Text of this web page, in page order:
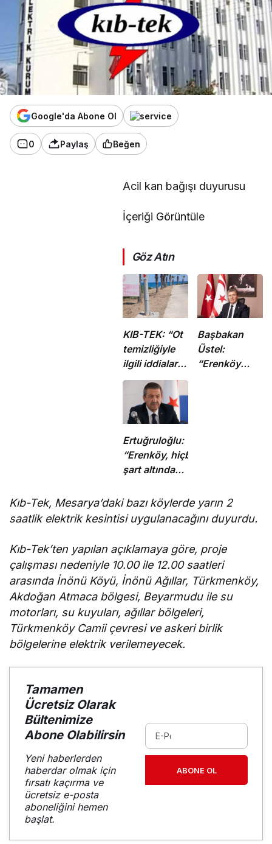
Google'da Abone Ol
0 Paylaş Beğen
Acil kan bağışı duyurusu
İçeriği Görüntüle
Göz Atın
KIB-TEK: “Ot
temizliğiyle
ilgili iddialar
doğru değil”
Başbakan
Üstel:
“Erenköy
Ertuğruloğlu:
“Erenköy, hiçbir
şart altında
etmeyeceğimizin
en açık kanıtıdır”
Kıb-Tek, Mesarya’daki bazı köylerde yarın 2
saatlik elektrik kesintisi uygulanacağını duyurdu.
Kıb-Tek’ten yapılan açıklamaya göre, proje
çalışması nedeniyle 10.00 ile 12.00 saatleri
arasında İnönü Köyü, İnönü Ağıllar, Türkmenköy,
Akdoğan Atmaca bölgesi, Beyarmudu ile su
motorları, su kuyuları, ağıllar bölgeleri,
Türkmenköy Camii çevresi ve askeri birlik
bölgelerine elektrik verilemeyecek.
Tamamen
Ücretsiz Olarak
Bültenimize
Abone Olabilirsin
Yeni haberlerden
haberdar olmak için
fırsatı kaçırma ve
ücretsiz e-posta
aboneliğini hemen
başlat.
ABONE OL